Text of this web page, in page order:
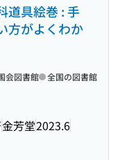
道具絵巻 : 手
方がよくわか
金芳堂2023.6
会図書館 全国の図書館